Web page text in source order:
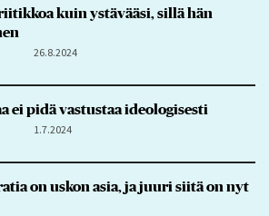
kuin ystävääsi, sillä hän
26.8.2024
ei pidä vastustaa ideologisesti
1.7.2024
on uskon asia, ja juuri siitä on nyt